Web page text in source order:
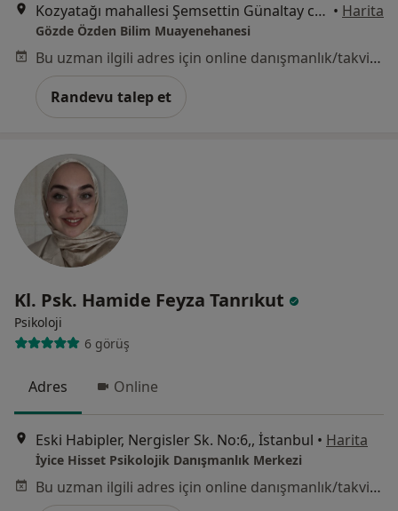
Kozyatağı mahallesi Şemsettin Günaltay caddesi No86-88 Uğur Apartmanı Kat:1 Daire:2, İstanbul • Harita
Gözde Özden Bilim Muayenehanesi
Bu uzman ilgili adres için online danışmanlık/takvim sunmuyor.
Randevu talep et
Kl. Psk. Hamide Feyza Tanrıkut
Psikoloji
6 görüş
Adres Online
Eski Habipler, Nergisler Sk. No:6,, İstanbul • Harita
İyice Hisset Psikolojik Danışmanlık Merkezi
Bu uzman ilgili adres için online danışmanlık/takvim sunmuyor.